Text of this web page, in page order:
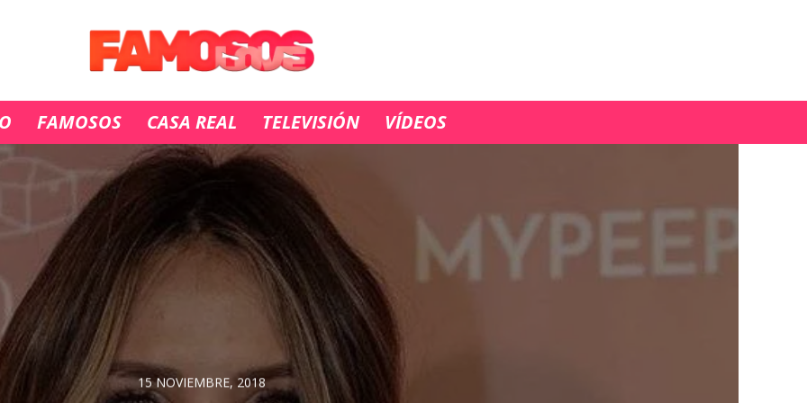
FAMOSOS CASA REAL TELEVISIÓN VÍDEOS
15 NOVIEMBRE, 2018